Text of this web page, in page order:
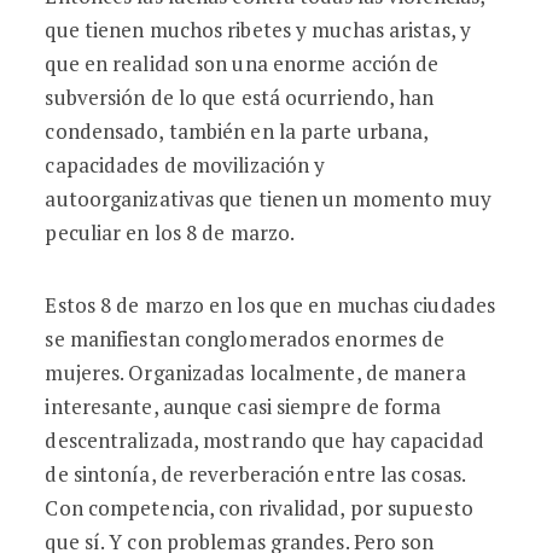
que tienen muchos ribetes y muchas aristas, y
que en realidad son una enorme acción de
subversión de lo que está ocurriendo, han
condensado, también en la parte urbana,
capacidades de movilización y
autoorganizativas que tienen un momento muy
peculiar en los 8 de marzo.
Estos 8 de marzo en los que en muchas ciudades
se manifiestan conglomerados enormes de
mujeres. Organizadas localmente, de manera
interesante, aunque casi siempre de forma
descentralizada, mostrando que hay capacidad
de sintonía, de reverberación entre las cosas.
Con competencia, con rivalidad, por supuesto
que sí. Y con problemas grandes. Pero son